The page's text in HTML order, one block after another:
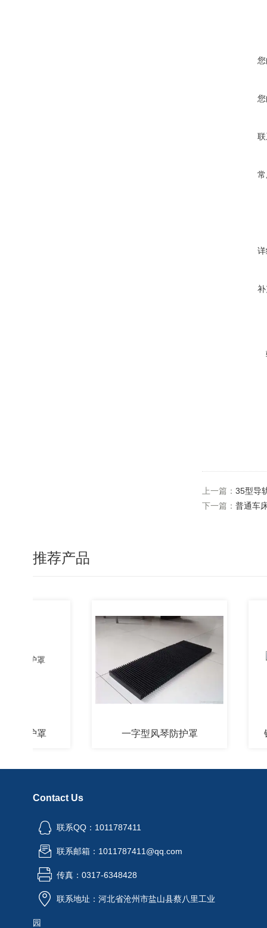
上一篇： 35型导
下一篇： 普通车
推荐产品
一字型风琴防护罩 铠甲
Contact Us
联系QQ：1011787411
联系邮箱：1011787411@qq.com
传真：0317-6348428
联系地址：河北省沧州市盐山县蔡八里工业
园